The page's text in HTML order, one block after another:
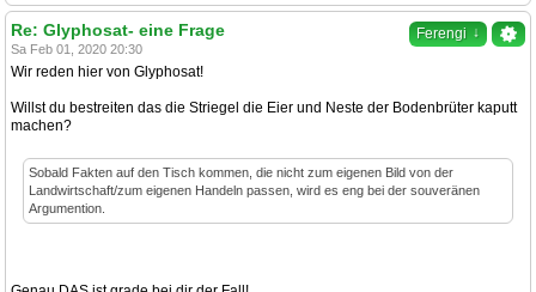
Ferengi ↓
Re: Glyphosat- eine Frage
Sa Feb 01, 2020 20:30
Wir reden hier von Glyphosat!
Willst du bestreiten das die Striegel die Eier und Neste der Bodenbrüter kaputt
machen?
Sobald Fakten auf den Tisch kommen, die nicht zum eigenen Bild von der
Landwirtschaft/zum eigenen Handeln passen, wird es eng bei der souveränen
Argumention.